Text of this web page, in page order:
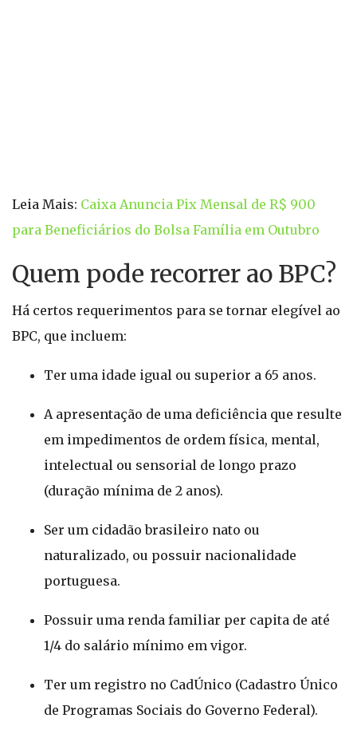
Leia Mais: Caixa Anuncia Pix Mensal de R$ 900
para Beneficiários do Bolsa Família em Outubro
Quem pode recorrer ao BPC?
Há certos requerimentos para se tornar elegível ao
BPC, que incluem:
Ter uma idade igual ou superior a 65 anos.
A apresentação de uma deficiência que resulte
em impedimentos de ordem física, mental,
intelectual ou sensorial de longo prazo
(duração mínima de 2 anos).
Ser um cidadão brasileiro nato ou
naturalizado, ou possuir nacionalidade
portuguesa.
Possuir uma renda familiar per capita de até
1/4 do salário mínimo em vigor.
Ter um registro no CadÚnico (Cadastro Único
de Programas Sociais do Governo Federal).